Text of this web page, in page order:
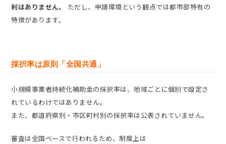
利はありません。
ただし、申請環境という観点では都市部特有の
特徴があります。
採択率は原則「全国共通」
小規模事業者持続化補助金の採択率は、地域ごとに個別で設定さ
れているわけではありません。
また、都道府県別・市区町村別の採択率は公表されていません。
審査は全国ベースで行われるため、制度上は